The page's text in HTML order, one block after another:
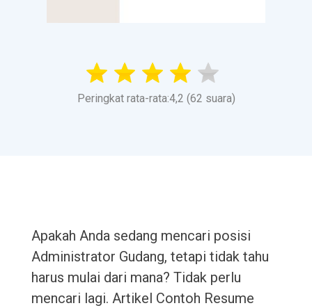
Peringkat rata-rata:4,2 (62 suara)
Apakah Anda sedang mencari posisi
Administrator Gudang, tetapi tidak tahu
harus mulai dari mana? Tidak perlu
mencari lagi. Artikel Contoh Resume